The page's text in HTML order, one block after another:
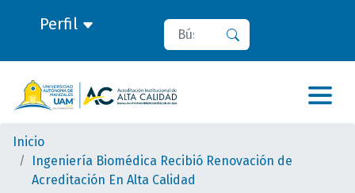
Perfil Buscar
Inicio
Ingeniería Biomédica Recibió Renovación de
Acreditación En Alta Calidad